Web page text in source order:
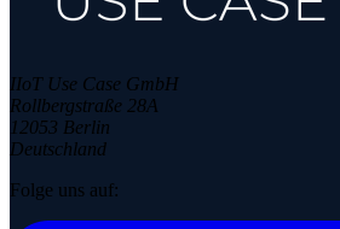
IIoT Use Case GmbH
Rollbergstraße 28A
12053 Berlin
Deutschland
Folge uns auf: